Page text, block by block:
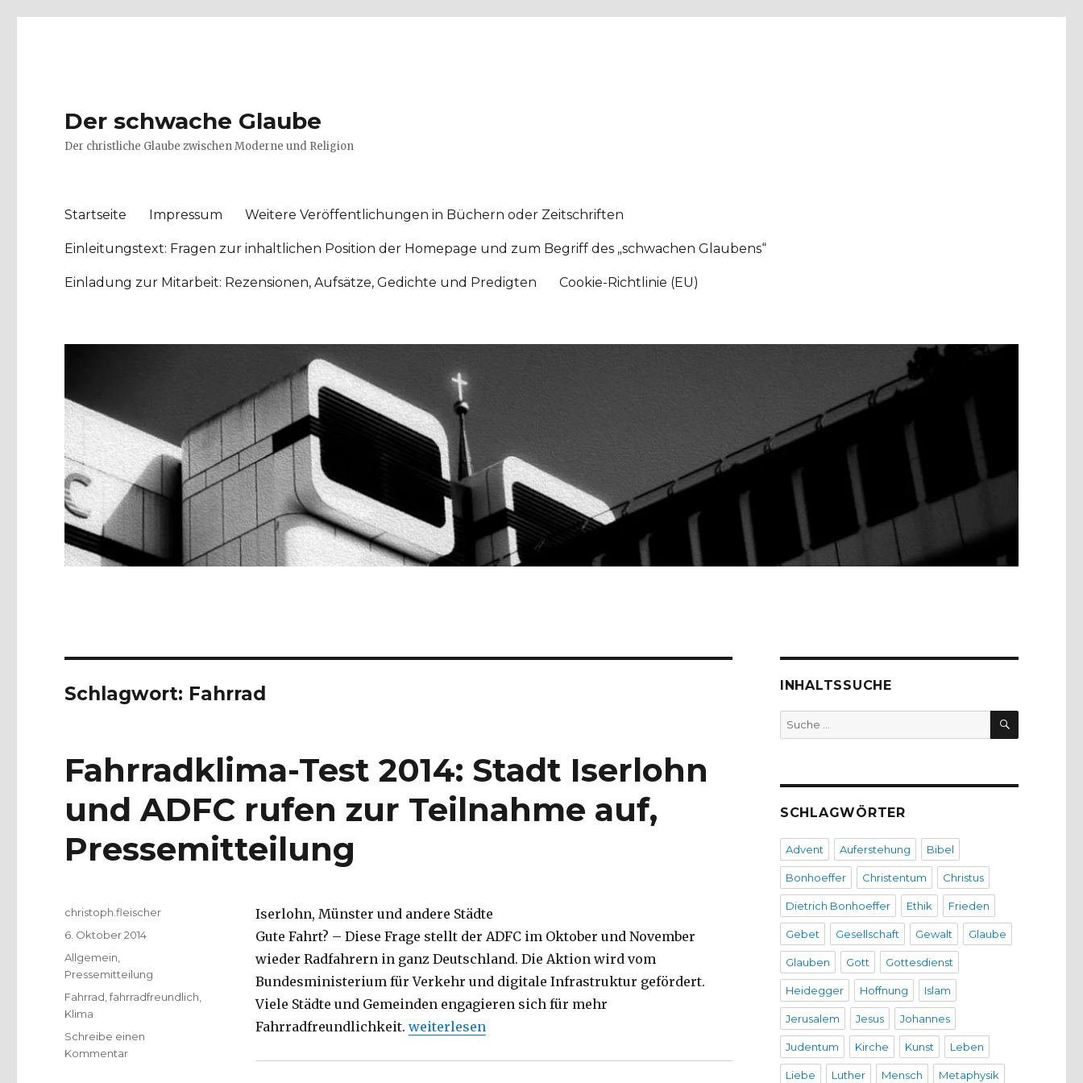
Der schwache Glaube
Der christliche Glaube zwischen Moderne und Religion
Startseite Impressum Weitere Veröffentlichungen in Büchern oder Zeitschriften
Einleitungstext: Fragen zur inhaltlichen Position der Homepage und zum Begriff des „schwachen Glaubens“
Einladung zur Mitarbeit: Rezensionen, Aufsätze, Gedichte und Predigten Cookie-Richtlinie (EU)
Schlagwort: Fahrrad
Fahrradklima-Test 2014: Stadt Iserlohn
und ADFC rufen zur Teilnahme auf,
Pressemitteilung
Iserlohn, Münster und andere Städte
Gute Fahrt? – Diese Frage stellt der ADFC im Oktober und November
wieder Radfahrern in ganz Deutschland. Die Aktion wird vom
Bundesministerium für Verkehr und digitale Infrastruktur gefördert.
Viele Städte und Gemeinden engagieren sich für mehr
Fahrradfreundlichkeit. „Fahrradklima-Test 2014: Stadt Iserlohn und ADFC rufen zur Teilnahme auf, Pressemitteilung“
weiterlesen
Autor
christoph.fleischer
Veröffentlicht
am
6. Oktober 2014
Kategorien
Allgemein
Pressemitteilung
Schlagwörter
Fahrrad ,fahrradfreundlich
Klima
Schreibe einen
Kommentarzu
INHALTSSUCHE
Suche
nach:
SUCHEN
SCHLAGWÖRTER
Advent Auferstehung Bibel
Bonhoeffer Christentum Christus
Dietrich Bonhoeffer Ethik Frieden
Gebet Gesellschaft Gewalt Glaube
Glauben Gott Gottesdienst
Heidegger Hoffnung Islam
Jerusalem Jesus Johannes
Judentum Kirche Kunst Leben
Liebe Luther Mensch Metaphysik